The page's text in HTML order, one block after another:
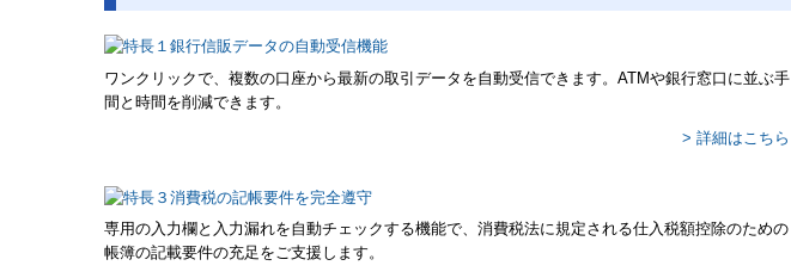
ワンクリックで、複数の口座から最新の取引データを自動受信できます。ATMや銀行窓口に並ぶ手
間と時間を削減できます。
> 詳細はこちら
専用の入力欄と入力漏れを自動チェックする機能で、消費税法に規定される仕入税額控除のための
帳簿の記載要件の充足をご支援します。